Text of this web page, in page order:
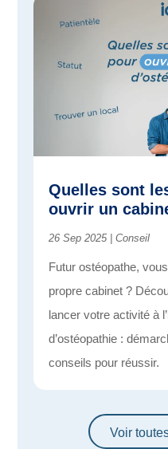
Quelles sont
ouvrir un
26 Sep 2025|Conseil
Futur ostéopathe,
propre cabinet ?
lancer votre activité à
d’ostéopathie :
conseils pour réussir.
Voir